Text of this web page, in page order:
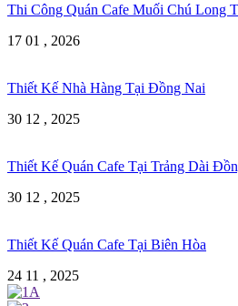
Thi Công Quán Cafe Muối Chú Long
17 01 , 2026
Thiết Kế Nhà Hàng Tại Đồng Nai
30 12 , 2025
Thiết Kế Quán Cafe Tại Trảng Dài
30 12 , 2025
Thiết Kế Quán Cafe Tại Biên Hòa
24 11 , 2025